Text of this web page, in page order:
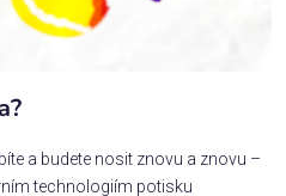
a budete nosit znovu a znovu –
technologiím potisku